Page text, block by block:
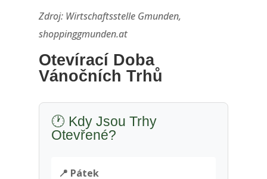
Zdroj: Wirtschaftsstelle Gmunden,
shoppinggmunden.at
Otevírací Doba
Vánočních Trhů
🕐 Kdy Jsou Trhy
Otevřené?
📍 Pátek